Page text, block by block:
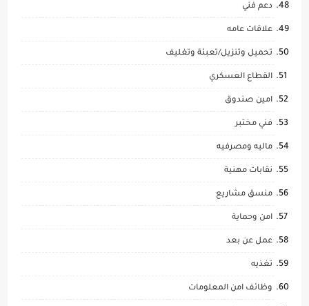
دعم فني
علاقات عامه
تحميل وتنزيل/تعبئة وتغليف
القطاع العسكري
امين صندوق
فني مختبر
ماليه ومصرفيه
نقابات مهنية
منسق مشاريع
امن وحماية
عمل عن بعد
تغذيه
وظائف امن المعلومات